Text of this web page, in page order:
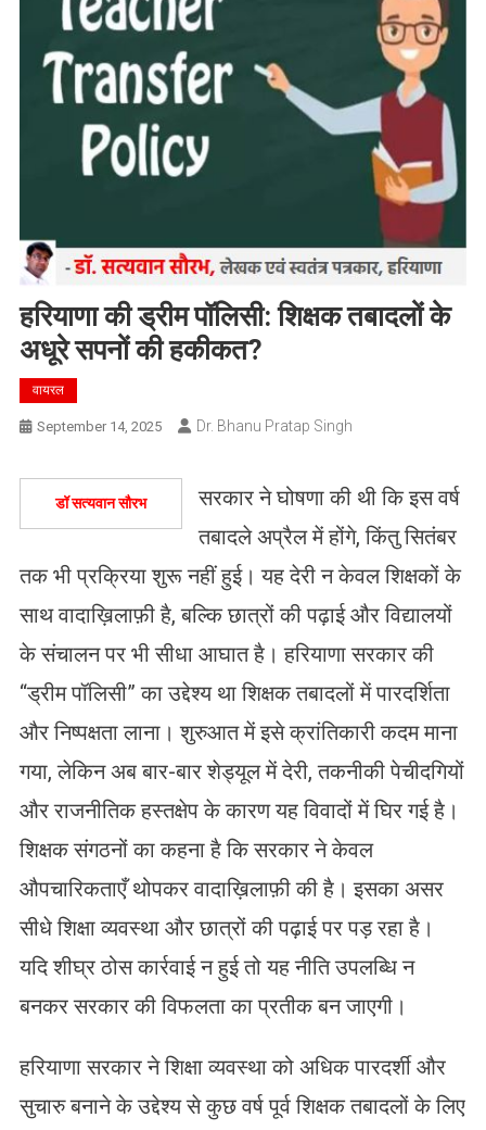
हरियाणा की ड्रीम पॉलिसी: शिक्षक तबादलों के
अधूरे सपनों की हकीकत?
वायरल
September 14, 2025 Dr. Bhanu Pratap Singh
डॉ सत्यवान सौरभ
सरकार ने घोषणा की थी कि इस वर्ष
तबादले अप्रैल में होंगे, किंतु सितंबर
तक भी प्रक्रिया शुरू नहीं हुई। यह देरी न केवल शिक्षकों के
साथ वादाख़िलाफ़ी है, बल्कि छात्रों की पढ़ाई और विद्यालयों
के संचालन पर भी सीधा आघात है। हरियाणा सरकार की
“ड्रीम पॉलिसी” का उद्देश्य था शिक्षक तबादलों में पारदर्शिता
और निष्पक्षता लाना। शुरुआत में इसे क्रांतिकारी कदम माना
गया, लेकिन अब बार-बार शेड्यूल में देरी, तकनीकी पेचीदगियों
और राजनीतिक हस्तक्षेप के कारण यह विवादों में घिर गई है।
शिक्षक संगठनों का कहना है कि सरकार ने केवल
औपचारिकताएँ थोपकर वादाख़िलाफ़ी की है। इसका असर
सीधे शिक्षा व्यवस्था और छात्रों की पढ़ाई पर पड़ रहा है।
यदि शीघ्र ठोस कार्रवाई न हुई तो यह नीति उपलब्धि न
बनकर सरकार की विफलता का प्रतीक बन जाएगी।
हरियाणा सरकार ने शिक्षा व्यवस्था को अधिक पारदर्शी और
सुचारु बनाने के उद्देश्य से कुछ वर्ष पूर्व शिक्षक तबादलों के लिए